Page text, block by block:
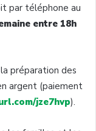
par téléphone au
entre 18h
préparation des
argent (paiement
jze7hvp).